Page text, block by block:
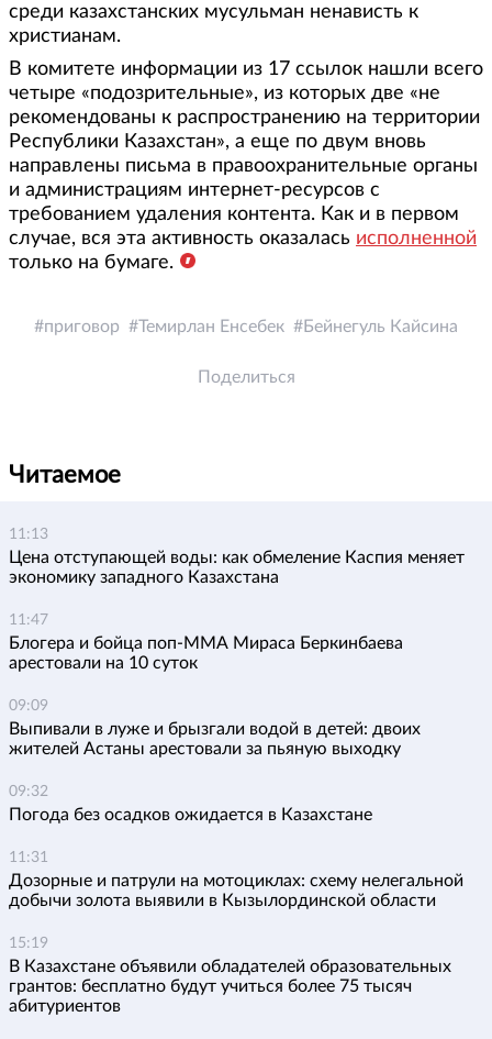
среди казахстанских мусульман ненависть к
христианам.
В комитете информации из 17 ссылок нашли всего
четыре «подозрительные», из которых две «не
рекомендованы к распространению на территории
Республики Казахстан», а еще по двум вновь
направлены письма в правоохранительные органы
и администрациям интернет-ресурсов с
требованием удаления контента. Как и в первом
случае, вся эта активность оказалась исполненной
только на бумаге.
приговор Темирлан Енсебек Бейнегуль Кайсина
Поделиться
Читаемое
11:13
Цена отступающей воды: как обмеление Каспия меняет
экономику западного Казахстана
11:47
Блогера и бойца поп-ММА Мираса Беркинбаева
арестовали на 10 суток
09:09
Выпивали в луже и брызгали водой в детей: двоих
жителей Астаны арестовали за пьяную выходку
09:32
Погода без осадков ожидается в Казахстане
11:31
Дозорные и патрули на мотоциклах: схему нелегальной
добычи золота выявили в Кызылординской области
15:19
В Казахстане объявили обладателей образовательных
грантов: бесплатно будут учиться более 75 тысяч
абитуриентов